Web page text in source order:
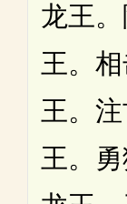
龙王
王。
王。
王。